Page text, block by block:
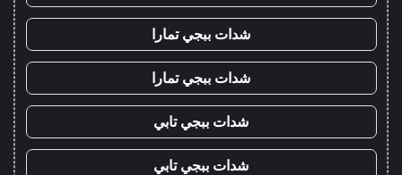
شدات ببجي تمارا
شدات ببجي تمارا
شدات ببجي تابي
شدات ببجي تابي